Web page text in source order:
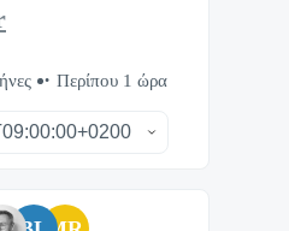
Περίπου 1 ώρα